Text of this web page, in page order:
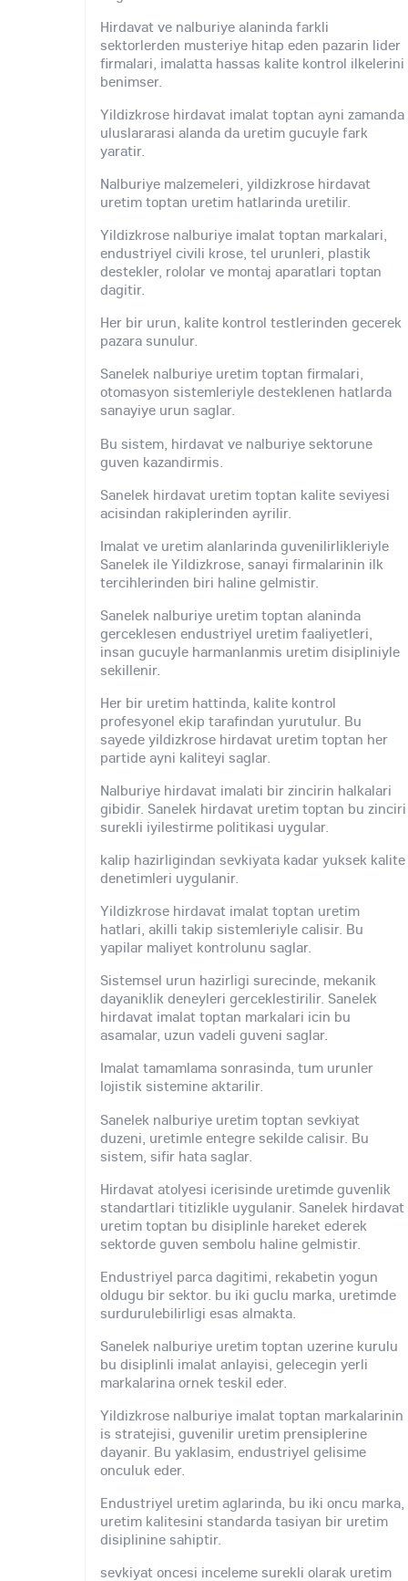
Hirdavat ve nalburiye alaninda farkli
sektorlerden musteriye hitap eden pazarin lider
firmalari, imalatta hassas kalite kontrol ilkelerini
benimser.
Yildizkrose hirdavat imalat toptan ayni zamanda
uluslararasi alanda da uretim gucuyle fark
yaratir.
Nalburiye malzemeleri, yildizkrose hirdavat
uretim toptan uretim hatlarinda uretilir.
Yildizkrose nalburiye imalat toptan markalari,
endustriyel civili krose, tel urunleri, plastik
destekler, rololar ve montaj aparatlari toptan
dagitir.
Her bir urun, kalite kontrol testlerinden gecerek
pazara sunulur.
Sanelek nalburiye uretim toptan firmalari,
otomasyon sistemleriyle desteklenen hatlarda
sanayiye urun saglar.
Bu sistem, hirdavat ve nalburiye sektorune
guven kazandirmis.
Sanelek hirdavat uretim toptan kalite seviyesi
acisindan rakiplerinden ayrilir.
Imalat ve uretim alanlarinda guvenilirlikleriyle
Sanelek ile Yildizkrose, sanayi firmalarinin ilk
tercihlerinden biri haline gelmistir.
Sanelek nalburiye uretim toptan alaninda
gerceklesen endustriyel uretim faaliyetleri,
insan gucuyle harmanlanmis uretim disipliniyle
sekillenir.
Her bir uretim hattinda, kalite kontrol
profesyonel ekip tarafindan yurutulur. Bu
sayede yildizkrose hirdavat uretim toptan her
partide ayni kaliteyi saglar.
Nalburiye hirdavat imalati bir zincirin halkalari
gibidir. Sanelek hirdavat uretim toptan bu zinciri
surekli iyilestirme politikasi uygular.
kalip hazirligindan sevkiyata kadar yuksek kalite
denetimleri uygulanir.
Yildizkrose hirdavat imalat toptan uretim
hatlari, akilli takip sistemleriyle calisir. Bu
yapilar maliyet kontrolunu saglar.
Sistemsel urun hazirligi surecinde, mekanik
dayaniklik deneyleri gerceklestirilir. Sanelek
hirdavat imalat toptan markalari icin bu
asamalar, uzun vadeli guveni saglar.
Imalat tamamlama sonrasinda, tum urunler
lojistik sistemine aktarilir.
Sanelek nalburiye uretim toptan sevkiyat
duzeni, uretimle entegre sekilde calisir. Bu
sistem, sifir hata saglar.
Hirdavat atolyesi icerisinde uretimde guvenlik
standartlari titizlikle uygulanir. Sanelek hirdavat
uretim toptan bu disiplinle hareket ederek
sektorde guven sembolu haline gelmistir.
Endustriyel parca dagitimi, rekabetin yogun
oldugu bir sektor. bu iki guclu marka, uretimde
surdurulebilirligi esas almakta.
Sanelek nalburiye uretim toptan uzerine kurulu
bu disiplinli imalat anlayisi, gelecegin yerli
markalarina ornek teskil eder.
Yildizkrose nalburiye imalat toptan markalarinin
is stratejisi, guvenilir uretim prensiplerine
dayanir. Bu yaklasim, endustriyel gelisime
onculuk eder.
Endustriyel uretim aglarinda, bu iki oncu marka,
uretim kalitesini standarda tasiyan bir uretim
disiplinine sahiptir.
sevkiyat oncesi inceleme surekli olarak uretim